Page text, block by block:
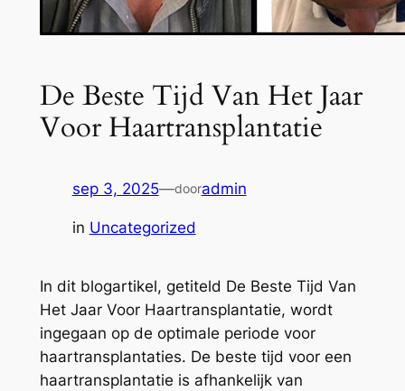
De Beste Tijd Van Het Jaar
Voor Haartransplantatie
sep 3, 2025—dooradmin
in Uncategorized
In dit blogartikel, getiteld De Beste Tijd Van
Het Jaar Voor Haartransplantatie, wordt
ingegaan op de optimale periode voor
haartransplantaties. De beste tijd voor een
haartransplantatie is afhankelijk van